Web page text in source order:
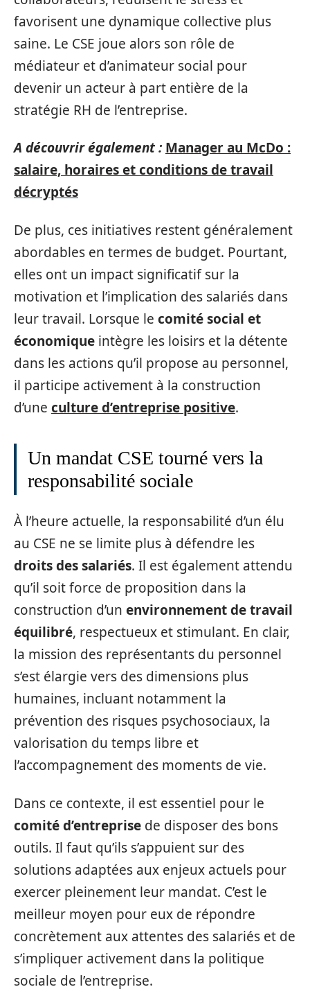
favorisent une dynamique collective plus
saine. Le CSE joue alors son rôle de
médiateur et d’animateur social pour
devenir un acteur à part entière de la
stratégie RH de l’entreprise.
A découvrir également : Manager au McDo :
salaire, horaires et conditions de travail
décryptés
De plus, ces initiatives restent généralement
abordables en termes de budget. Pourtant,
elles ont un impact significatif sur la
motivation et l’implication des salariés dans
leur travail. Lorsque le comité social et
économique intègre les loisirs et la détente
dans les actions qu’il propose au personnel,
il participe activement à la construction
d’une culture d’entreprise positive.
Un mandat CSE tourné vers la
responsabilité sociale
À l’heure actuelle, la responsabilité d’un élu
au CSE ne se limite plus à défendre les
droits des salariés. Il est également attendu
qu’il soit force de proposition dans la
construction d’un environnement de travail
équilibré, respectueux et stimulant. En clair,
la mission des représentants du personnel
s’est élargie vers des dimensions plus
humaines, incluant notamment la
prévention des risques psychosociaux, la
valorisation du temps libre et
l’accompagnement des moments de vie.
Dans ce contexte, il est essentiel pour le
comité d’entreprise de disposer des bons
outils. Il faut qu’ils s’appuient sur des
solutions adaptées aux enjeux actuels pour
exercer pleinement leur mandat. C’est le
meilleur moyen pour eux de répondre
concrètement aux attentes des salariés et de
s’impliquer activement dans la politique
sociale de l’entreprise.